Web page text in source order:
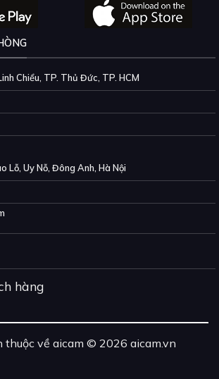
Chiểu, TP. Thủ Đức, TP. HCM
Lỗ, Uy Nỗ, Đông Anh, Hà Nội
hàng
thuộc về aicam © 2026 aicam.vn